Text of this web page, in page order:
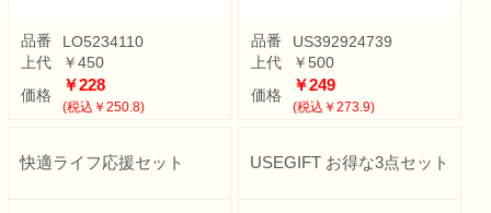
品番
LO5234110
上代
￥450
価格
￥228
(税込￥250.8)
品番
US392924739
上代
￥500
価格
￥249
(税込￥273.9)
快適ライフ応援セット USEGIFT お得な3点セット